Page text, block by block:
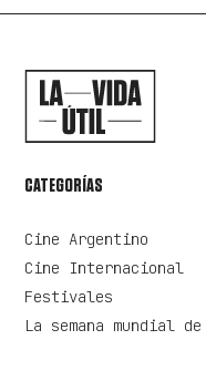
CATEGORÍAS
Cine Argentino
Cine Internacional
Festivales
La semana mundial